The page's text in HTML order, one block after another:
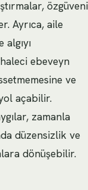
özgüveni
Ayrıca, aile
ebeveyn
ve
açabilir.
zamanla
düzensizlik ve
dönüşebilir.